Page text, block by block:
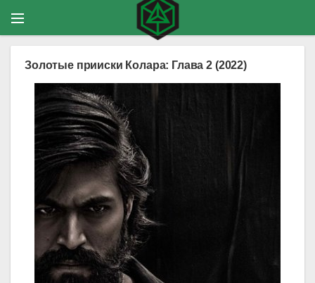
Золотые прииски Колара: Глава 2 (2022)